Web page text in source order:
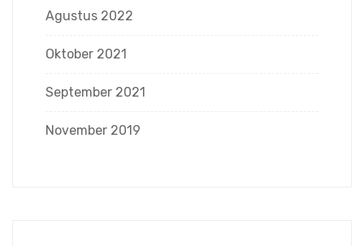
Agustus 2022
Oktober 2021
September 2021
November 2019